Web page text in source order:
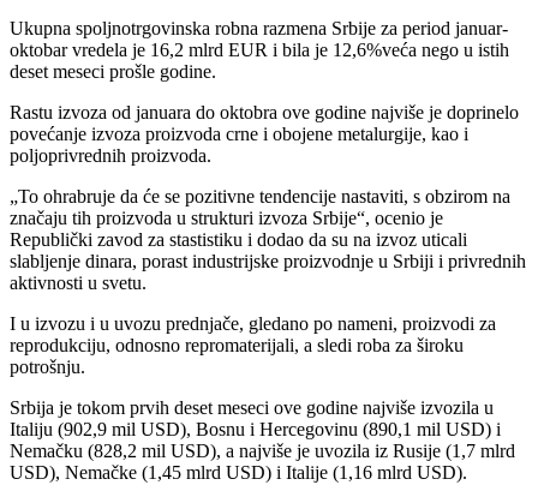
Ukupna spoljnotrgovinska robna razmena Srbije za period januar-
oktobar vredela je 16,2 mlrd EUR i bila je 12,6%veća nego u istih
deset meseci prošle godine.
Rastu izvoza od januara do oktobra ove godine najviše je doprinelo
povećanje izvoza proizvoda crne i obojene metalurgije, kao i
poljoprivrednih proizvoda.
„To ohrabruje da će se pozitivne tendencije nastaviti, s obzirom na
značaju tih proizvoda u strukturi izvoza Srbije“, ocenio je
Republički zavod za stastistiku i dodao da su na izvoz uticali
slabljenje dinara, porast industrijske proizvodnje u Srbiji i privrednih
aktivnosti u svetu.
I u izvozu i u uvozu prednjače, gledano po nameni, proizvodi za
reprodukciju, odnosno repromaterijali, a sledi roba za široku
potrošnju.
Srbija je tokom prvih deset meseci ove godine najviše izvozila u
Italiju (902,9 mil USD), Bosnu i Hercegovinu (890,1 mil USD) i
Nemačku (828,2 mil USD), a najviše je uvozila iz Rusije (1,7 mlrd
USD), Nemačke (1,45 mlrd USD) i Italije (1,16 mlrd USD).